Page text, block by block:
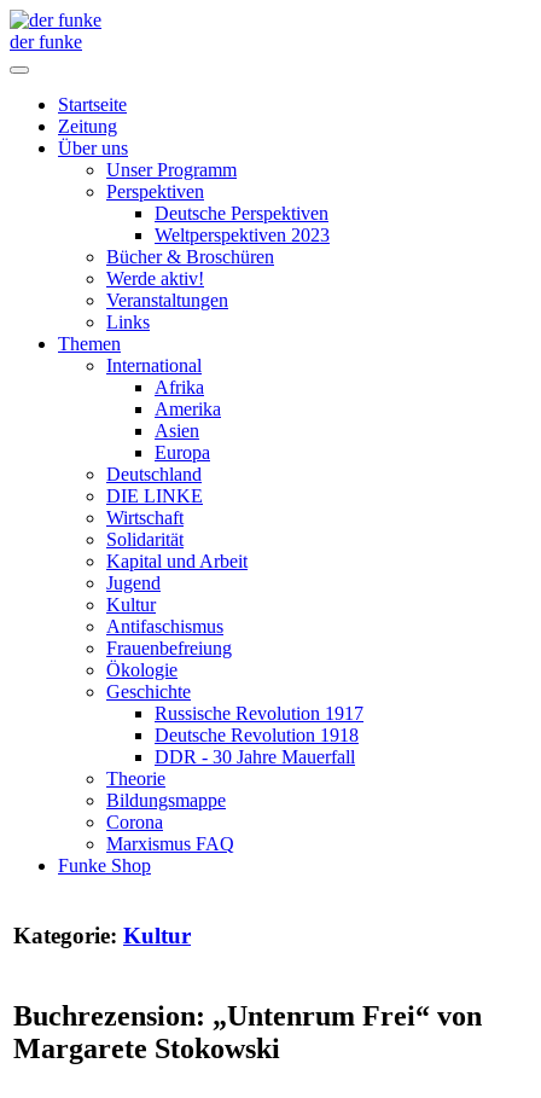
der funke
Startseite
Zeitung
Über uns
Unser Programm
Perspektiven
Deutsche Perspektiven
Weltperspektiven 2023
Bücher & Broschüren
Werde aktiv!
Veranstaltungen
Links
Themen
International
Afrika
Amerika
Asien
Europa
Deutschland
DIE LINKE
Wirtschaft
Solidarität
Kapital und Arbeit
Jugend
Kultur
Antifaschismus
Frauenbefreiung
Ökologie
Geschichte
Russische Revolution 1917
Deutsche Revolution 1918
DDR - 30 Jahre Mauerfall
Theorie
Bildungsmappe
Corona
Marxismus FAQ
Funke Shop
Kategorie: Kultur
Buchrezension: „Untenrum Frei“ von
Margarete Stokowski